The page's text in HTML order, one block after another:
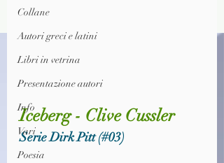
Collane
Autori greci e latini
Libri in vetrina
Presentazione autori
Info
Vari
Poesia
Iceberg - Clive Cussler
Serie Dirk Pitt (#03)